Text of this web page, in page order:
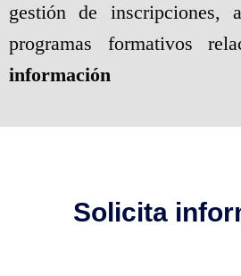
gestión de inscripciones,
programas formativos
información
Solicita